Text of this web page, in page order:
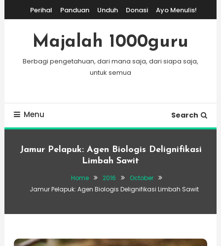
To
Content
Perihal Panduan Unduh Donasi Ayo Menulis!
Majalah 1000guru
Berbagi pengetahuan, dari mana saja, dari siapa saja,
untuk semua
Menu Search
Jamur Pelapuk: Agen Biologis Delignifikasi
Limbah Sawit
Home 2016
October
Jamur Pelapuk: Agen Biologis Delignifikasi Limbah Sawit